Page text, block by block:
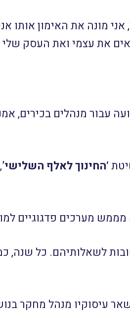
מונה את האימון אותו
את עצמי ואת העסק
עבור מנהלים בכירים,
‘החינוך לאלף השלישי’
לשאלותיהם. כל שנה,
שאר עיסוקיו מנהל מחקר